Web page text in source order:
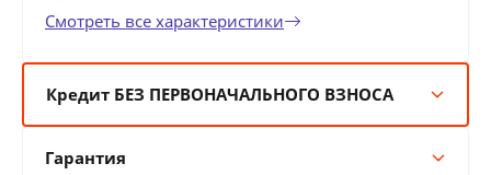
Смотреть все характеристики
Кредит БЕЗ ПЕРВОНАЧАЛЬНОГО ВЗНОСА
12 мес:142 BYN/мес
Гарантия